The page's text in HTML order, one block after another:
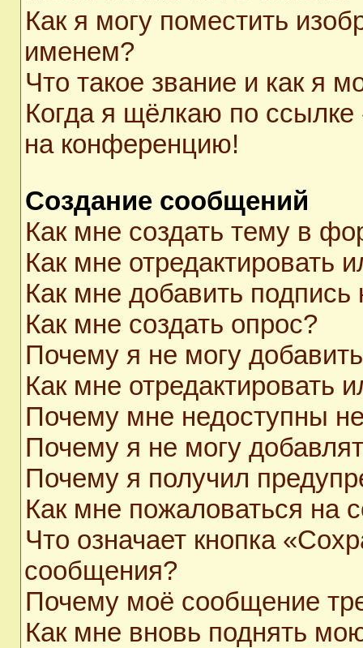
Как я могу поместить
именем?
Что такое звание и как я
Когда я щёлкаю по ссылке
на конференцию!
Создание сообщений
Как мне создать тему в
Как мне отредактировать
Как мне добавить
Как мне создать опрос?
Почему я не могу
Как мне отредактировать
Почему мне недоступны
Почему я не могу
Почему я получил
Как мне пожаловаться на
Что означает кнопка
сообщения?
Почему моё сообщение
Как мне вновь поднять